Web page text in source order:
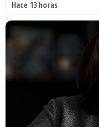
Hace 13 horas